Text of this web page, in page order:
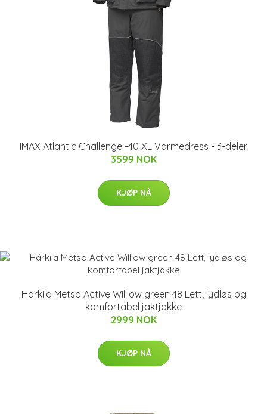
IMAX Atlantic Challenge -40 XL Varmedress - 3-deler
3599 NOK
KJØP NÅ
Härkila Metso Active Williow green 48 Lett, lydløs og
komfortabel jaktjakke
2999 NOK
KJØP NÅ